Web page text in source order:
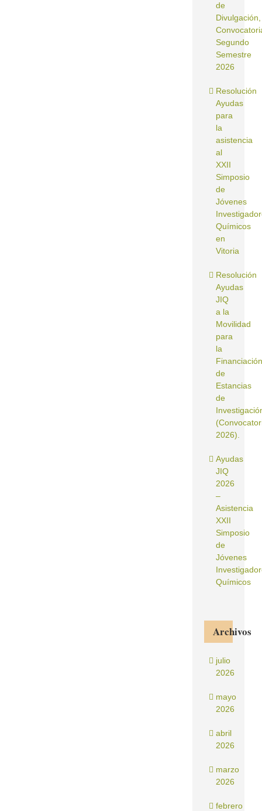
de
Divulgación,
Segundo
Semestre
2026
Resolución
Ayudas
para
la
asistencia
al
XXII
Simposio
de
Jóvenes
Químicos
en
Vitoria
Resolución
Ayudas
JIQ
a la
Movilidad
para
la
Financiación
de
Estancias
de
2026).
Ayudas
JIQ
2026
–
Asistencia
XXII
Simposio
de
Jóvenes
Químicos
Archivos
julio
2026
mayo
2026
abril
2026
marzo
2026
febrero